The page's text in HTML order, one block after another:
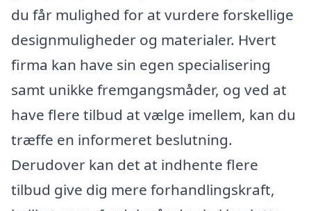
du får mulighed for at vurdere forskellige
designmuligheder og materialer. Hvert
firma kan have sin egen specialisering
samt unikke fremgangsmåder, og ved at
have flere tilbud at vælge imellem, kan du
træffe en informeret beslutning.
Derudover kan det at indhente flere
tilbud give dig mere forhandlingskraft,